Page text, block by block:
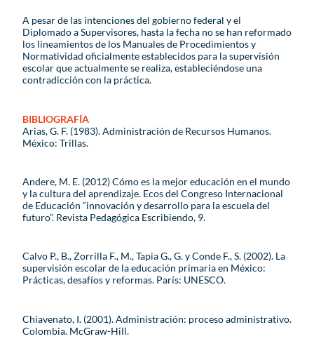
A pesar de las intenciones del gobierno federal y el
Diplomado a Supervisores, hasta la fecha no se han reformado
los lineamientos de los Manuales de Procedimientos y
Normatividad oficialmente establecidos para la supervisión
escolar que actualmente se realiza, estableciéndose una
contradicción con la práctica.
BIBLIOGRAFÍA
Arias, G. F. (1983). Administración de Recursos Humanos.
México: Trillas.
Andere, M. E. (2012) Cómo es la mejor educación en el mundo
y la cultura del aprendizaje. Ecos del Congreso Internacional
de Educación “innovación y desarrollo para la escuela del
futuro”. Revista Pedagógica Escribiendo, 9.
Calvo P., B., Zorrilla F., M., Tapia G., G. y Conde F., S. (2002). La
supervisión escolar de la educación primaria en México:
Prácticas, desafíos y reformas. París: UNESCO.
Chiavenato, I. (2001). Administración: proceso administrativo.
Colombia. McGraw-Hill.